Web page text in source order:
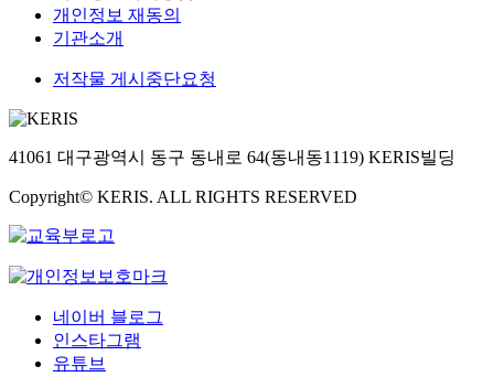
개인정보 재동의
기관소개
저작물 게시중단요청
41061 대구광역시 동구 동내로 64(동내동1119) KERIS빌딩
Copyright© KERIS. ALL RIGHTS RESERVED
네이버 블로그
인스타그램
유튜브